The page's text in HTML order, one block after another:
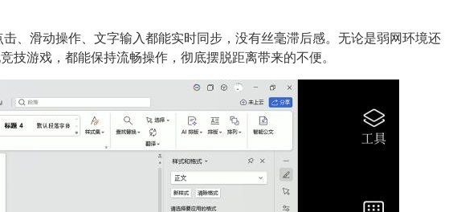
、滑动操作、文字输入都能实时同步，没有丝毫滞后感。无论是弱网环境还
游戏，都能保持流畅操作，彻底摆脱距离带来的不便。